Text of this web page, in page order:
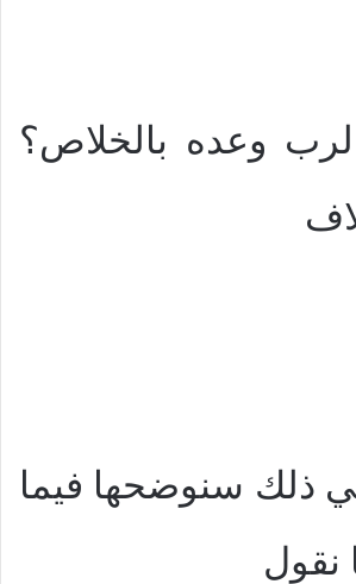
وعده بالخلاص؟
ذلك سنوضحها فيما
نقول